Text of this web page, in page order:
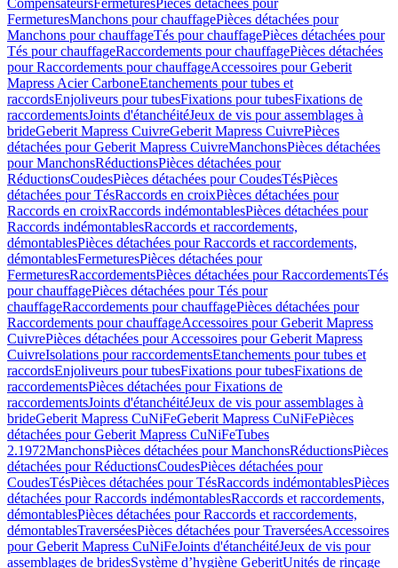
CompensateursFermeturesPièces détachées pour
FermeturesManchons pour chauffagePièces détachées pour
Manchons pour chauffageTés pour chauffagePièces détachées pour
Tés pour chauffageRaccordements pour chauffagePièces détachées
pour Raccordements pour chauffageAccessoires pour Geberit
Mapress Acier CarboneEtanchements pour tubes et
raccordsEnjoliveurs pour tubesFixations pour tubesFixations de
raccordementsJoints d'étanchéitéJeux de vis pour assemblages à
brideGeberit Mapress CuivreGeberit Mapress CuivrePièces
détachées pour Geberit Mapress CuivreManchonsPièces détachées
pour ManchonsRéductionsPièces détachées pour
RéductionsCoudesPièces détachées pour CoudesTésPièces
détachées pour TésRaccords en croixPièces détachées pour
Raccords en croixRaccords indémontablesPièces détachées pour
Raccords indémontablesRaccords et raccordements,
démontablesPièces détachées pour Raccords et raccordements,
démontablesFermeturesPièces détachées pour
FermeturesRaccordementsPièces détachées pour RaccordementsTés
pour chauffagePièces détachées pour Tés pour
chauffageRaccordements pour chauffagePièces détachées pour
Raccordements pour chauffageAccessoires pour Geberit Mapress
CuivrePièces détachées pour Accessoires pour Geberit Mapress
CuivreIsolations pour raccordementsEtanchements pour tubes et
raccordsEnjoliveurs pour tubesFixations pour tubesFixations de
raccordementsPièces détachées pour Fixations de
raccordementsJoints d'étanchéitéJeux de vis pour assemblages à
brideGeberit Mapress CuNiFeGeberit Mapress CuNiFePièces
détachées pour Geberit Mapress CuNiFeTubes
2.1972ManchonsPièces détachées pour ManchonsRéductionsPièces
détachées pour RéductionsCoudesPièces détachées pour
CoudesTésPièces détachées pour TésRaccords indémontablesPièces
détachées pour Raccords indémontablesRaccords et raccordements,
démontablesPièces détachées pour Raccords et raccordements,
démontablesTraverséesPièces détachées pour TraverséesAccessoires
pour Geberit Mapress CuNiFeJoints d'étanchéitéJeux de vis pour
assemblages de bridesSystème d’hygiène GeberitUnités de rinçage